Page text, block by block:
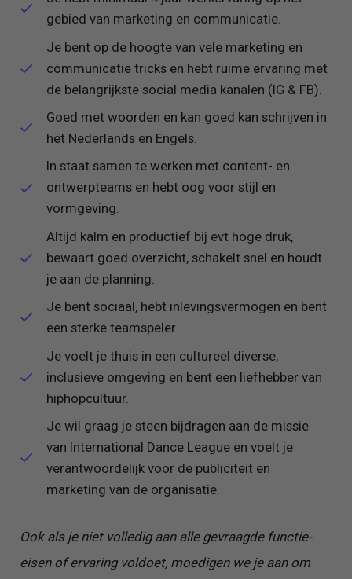
gebied van marketing en communicatie.
Je bent op de hoogte van vele marketing en
communicatie tricks en hebt ruime ervaring met
de belangrijkste social media kanalen (IG & FB).
Goed met woorden en kan goed kan schrijven in
het Nederlands en Engels.
In staat samen te werken met content- en
ontwerpteams en hebt oog voor stijl en
vormgeving.
Altijd kalm en productief bij evt hoge druk,
bewaart goed overzicht, schakelt snel en houdt
je aan de planning.
Je bent sociaal, hebt inlevingsvermogen en bent
een sterke teamspeler.
Je voelt je thuis in een cultureel diverse,
inclusieve omgeving en bent een liefhebber van
hiphopcultuur.
Je wil graag je steen bijdragen aan de missie
van International Dance League en voelt je
verantwoordelijk voor de publiciteit en
marketing van de organisatie.
Ook als je niet volledig aan alle gevraagde functie-
eisen of ervaring voldoet, moedigen we je aan om